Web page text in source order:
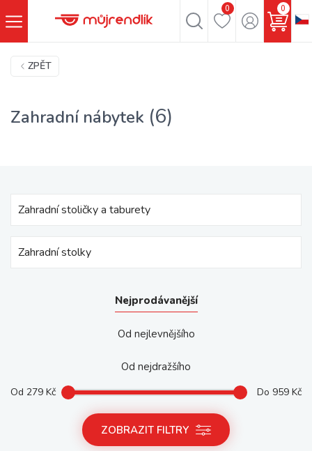
0 0
ZPĚT
Zahradní nábytek (6)
Zahradní stoličky a taburety
Zahradní stolky
Nejprodávanější
Od nejlevnějšího
Od nejdražšího
Od 279 Kč Do 959 Kč
ZOBRAZIT FILTRY